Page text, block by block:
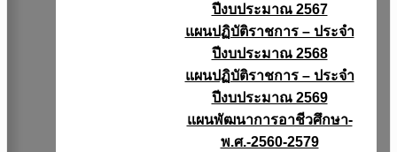
ปีงบประมาณ 2567
แผนปฏิบัติราชการ – ประจำ
ปีงบประมาณ 2568
แผนปฏิบัติราชการ – ประจำ
ปีงบประมาณ 2569
แผนพัฒนาการอาชีวศึกษา-
พ.ศ.-2560-2579